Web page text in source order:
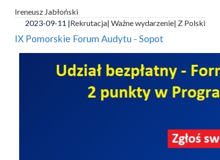
Ireneusz Jabłoński
2023-09-11 |Rekrutacja| Ważne wydarzenie| Z Polski
IX Pomorskie Forum Audytu - Sopot